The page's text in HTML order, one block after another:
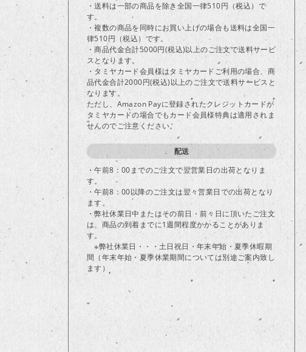
・送料は一部の商品を除き全国一律510円（税込）で
す。
・複数の商品を同時にお買い上げの場合も送料は全国一
律510円（税込）です。
・商品代金合計5000円(税込)以上のご注文で送料サービ
スとなります。
・タミヤカード会員様はタミヤカードご利用の場合、商
品代金合計2000円(税込)以上のご注文で送料サービスと
なります。
ただし、Amazon Payに登録されたクレジットカードが
タミヤカードの場合でもカード会員様特典は適用されま
せんのでご注意ください。
配送
・午前8：00までのご注文で翌営業日の出荷となりま
す。
・午前8：00以降のご注文は翌々営業日での出荷となり
ます。
・弊社休業日中またはその前日・前々日に頂いたご注文
は、商品の到着までに1週間程度かかることがありま
す。
※弊社休業日・・・土日祝日・年末年始・夏季休暇期
間（年末年始・夏季休業期間については別途ご案内致し
ます）